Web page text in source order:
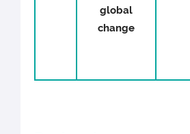
global
change